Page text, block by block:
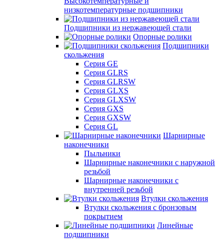
низкотемпературные подшипники
Подшипники из нержавеющей стали
Опорные ролики
Подшипники
скольжения
Серия GE
Серия GLRS
Серия GLRSW
Серия GLXS
Серия GLXSW
Серия GXS
Серия GXSW
Серия GL
Шарнирные
наконечники
Пыльники
Шарнирные наконечники с наружной
резьбой
Шарнирные наконечники с
внутренней резьбой
Втулки скольжения
Втулки скольжения с бронзовым
покрытием
Линейные
подшипники